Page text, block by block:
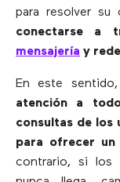
para resolver su
conectarse a
mensajería y
En este sentido,
atención a
consultas de los
para ofrecer un
contrario, si los